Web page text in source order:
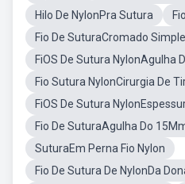
Hilo De NylonPra Sutura
Fio De SuturaCromado
FiOS De Sutura NylonAgulha
Fio Sutura NylonCirurgia De
FiOS De Sutura
Fio De SuturaAgulha Do
SuturaEm Perna Fio Nylon
Fio De Sutura De NylonDa